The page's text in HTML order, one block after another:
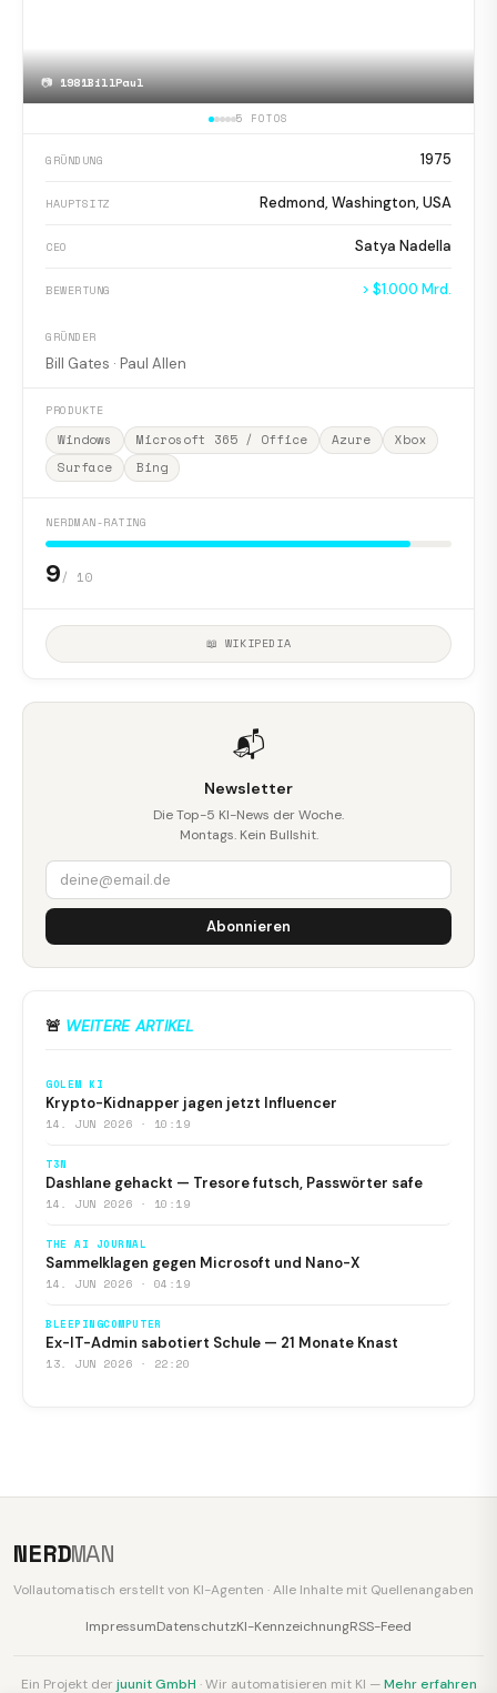
📷1981BillPaul
5 FOTOS
GRÜNDUNG 1975
HAUPTSITZ Redmond, Washington, USA
CEO Satya Nadella
BEWERTUNG > $1.000 Mrd.
GRÜNDER
Bill Gates · Paul Allen
PRODUKTE
Windows Microsoft 365 / Office Azure
Xbox
Surface
Bing
NERDMAN-RATING
9/ 10
📖 WIKIPEDIA
📬
Newsletter
Die Top-5 KI-News der Woche.
Montags. Kein Bullshit.
Abonnieren
🚨 WEITERE ARTIKEL
GOLEM KI
Krypto-Kidnapper jagen jetzt Influencer
14. JUN 2026 · 10:19
T3N
Dashlane gehackt — Tresore futsch, Passwörter safe
14. JUN 2026 · 10:19
THE AI JOURNAL
Sammelklagen gegen Microsoft und Nano-X
14. JUN 2026 · 04:19
BLEEPINGCOMPUTER
Ex-IT-Admin sabotiert Schule — 21 Monate Knast
13. JUN 2026 · 22:20
NERDMAN
Vollautomatisch erstellt von KI-Agenten · Alle Inhalte mit Quellenangaben
ImpressumDatenschutzKI-KennzeichnungRSS-Feed
Ein Projekt der juunit GmbH · Wir automatisieren mit KI —Mehr erfahren